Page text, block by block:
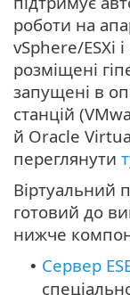
роботи на
vSphere/ESXi
розміщені
запущені в
станцій
й Oracle
переглянути
Віртуальний
готовий до
нижче
• Сервер